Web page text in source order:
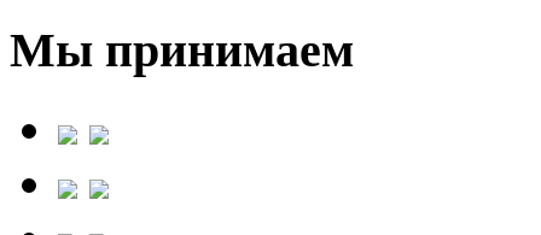
Мы принимаем